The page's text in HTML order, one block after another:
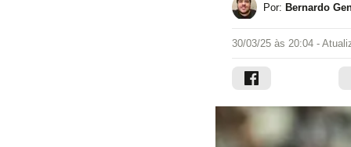
Por: Bernardo
30/03/25 às 20:04 -